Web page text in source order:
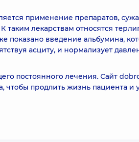
применение препаратов,
лекарствам относятся
показано введение альбумина,
асциту, и нормализует
постоянного лечения. Сайт
чтобы продлить жизнь пациента и